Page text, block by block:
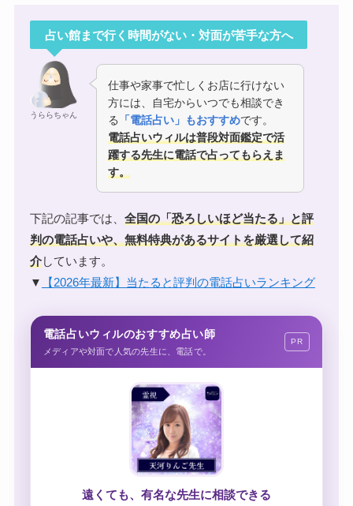
占い館まで行く時間がない・対面が苦手な方へ
うららちゃん
仕事や家事で忙しくお店に行けない
方には、自宅からいつでも相談でき
る
「電話占い」もおすすめです。
電話占いウィルは普段対面鑑定で活
躍する先生に電話で占ってもらえま
す。
下記の記事では、 全国の「恐ろしいほど当たる」と評
判の電話占いや、無料特典があるサイトを厳選して紹
介しています。
▼
【2026年最新】当たると評判の電話占いランキング
電話占いウィルのおすすめ占い師
メディアや対面で人気の先生に、電話で。
PR
遠くても、有名な先生に相談できる